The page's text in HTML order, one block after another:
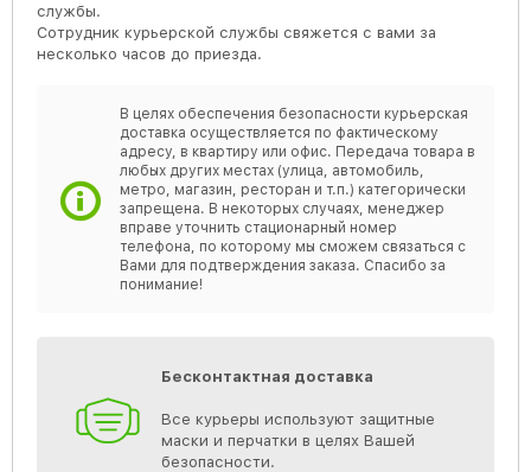
службы.
Сотрудник курьерской службы свяжется с вами за
несколько часов до приезда.
В целях обеспечения безопасности курьерская
доставка осуществляется по фактическому
адресу, в квартиру или офис. Передача товара в
любых других местах (улица, автомобиль,
метро, магазин, ресторан и т.п.) категорически
запрещена. В некоторых случаях, менеджер
вправе уточнить стационарный номер
телефона, по которому мы сможем связаться с
Вами для подтверждения заказа. Спасибо за
понимание!
Бесконтактная доставка
Все курьеры используют защитные
маски и перчатки в целях Вашей
безопасности.